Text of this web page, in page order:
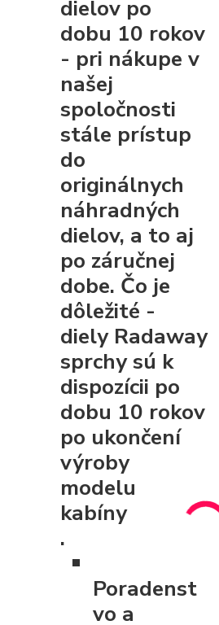
dielov po
dobu 10 rokov
- pri nákupe v
našej
spoločnosti
stále prístup
do
originálnych
náhradných
dielov, a to aj
po záručnej
dobe. Čo je
dôležité -
diely Radaway
sprchy sú k
dispozícii po
dobu 10 rokov
po ukončení
výroby
modelu
kabíny
.
Poradenst
vo a